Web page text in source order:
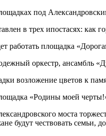
под
в трех ипостасях:
работать площадка
оркестр, ансамбль
возложение цветов к
«Родины моей
моста
будут чествовать